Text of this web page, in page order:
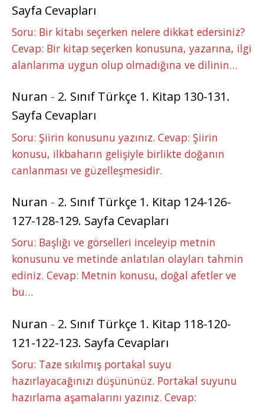
Sayfa Cevapları
Soru: Bir kitabı seçerken nelere dikkat edersiniz?
Cevap: Bir kitap seçerken konusuna, yazarına, ilgi
alanlarıma uygun olup olmadığına ve dilinin…
Nuran - 2. Sınıf Türkçe 1. Kitap 130-131.
Sayfa Cevapları
Soru: Şiirin konusunu yazınız. Cevap: Şiirin
konusu, ilkbaharın gelişiyle birlikte doğanın
canlanması ve güzelleşmesidir.
Nuran - 2. Sınıf Türkçe 1. Kitap 124-126-
127-128-129. Sayfa Cevapları
Soru: Başlığı ve görselleri inceleyip metnin
konusunu ve metinde anlatılan olayları tahmin
ediniz. Cevap: Metnin konusu, doğal afetler ve
bu…
Nuran - 2. Sınıf Türkçe 1. Kitap 118-120-
121-122-123. Sayfa Cevapları
Soru: Taze sıkılmış portakal suyu
hazırlayacağınızı düşününüz. Portakal suyunu
hazırlama aşamalarını yazınız. Cevap: